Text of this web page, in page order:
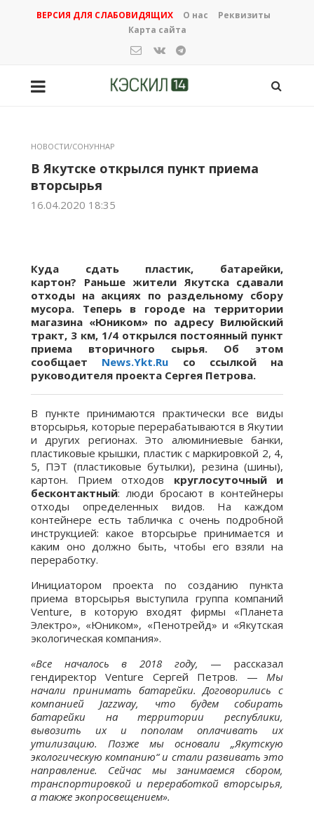
ВЕРСИЯ ДЛЯ СЛАБОВИДЯЩИХ О нас
Реквизиты
Карта сайта
НОВОСТИ/СОНУННАР
В Якутске открылся пункт приема
вторсырья
16.04.2020 18:35
Куда сдать пластик, батарейки,
картон? Раньше жители Якутска сдавали
отходы на акциях по раздельному сбору
мусора. Теперь в городе на территории
магазина «Юником» по адресу Вилюйский
тракт, 3 км, 1/4 открылся постоянный пункт
приема вторичного сырья. Об этом
сообщает News.Ykt.Ru со ссылкой на
руководителя проекта Сергея Петрова.
В пункте принимаются практически все виды
вторсырья, которые перерабатываются в Якутии
и других регионах. Это алюминиевые банки,
пластиковые крышки, пластик с маркировкой 2, 4,
5, ПЭТ (пластиковые бутылки), резина (шины),
картон. Прием отходов круглосуточный и
бесконтактный: люди бросают в контейнеры
отходы определенных видов. На каждом
контейнере есть табличка с очень подробной
инструкцией: какое вторсырье принимается и
каким оно должно быть, чтобы его взяли на
переработку.
Инициатором проекта по созданию пункта
приема вторсырья выступила группа компаний
Venture, в которую входят фирмы «Планета
Электро», «Юником», «Пенотрейд» и «Якутская
экологическая компания».
«Все началось в 2018 году, — рассказал
гендиректор Venture Сергей Петров. — Мы
начали принимать батарейки. Договорились с
компанией Jazzway, что будем собирать
батарейки на территории республики,
вывозить их и пополам оплачивать их
утилизацию. Позже мы основали „Якутскую
экологическую компанию“ и стали развивать это
направление. Сейчас мы занимаемся сбором,
транспортировкой и переработкой вторсырья,
а также экопросвещением».